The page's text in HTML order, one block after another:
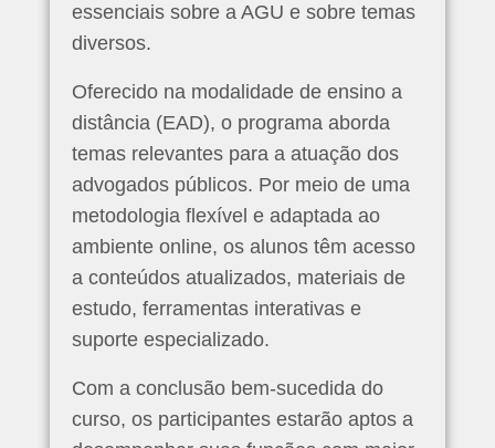
essenciais sobre a AGU e sobre temas
diversos.
Oferecido na modalidade de ensino a
distância (EAD), o programa aborda
temas relevantes para a atuação dos
advogados públicos. Por meio de uma
metodologia flexível e adaptada ao
ambiente online, os alunos têm acesso
a conteúdos atualizados, materiais de
estudo, ferramentas interativas e
suporte especializado.
Com a conclusão bem-sucedida do
curso, os participantes estarão aptos a